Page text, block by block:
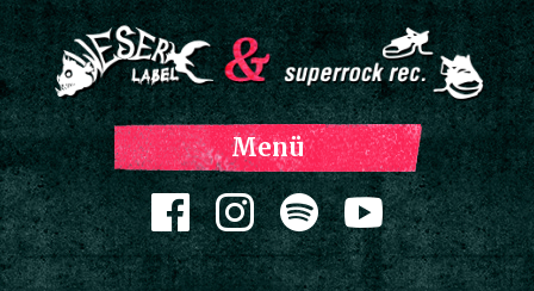
Menü
Zum Inhalt springen